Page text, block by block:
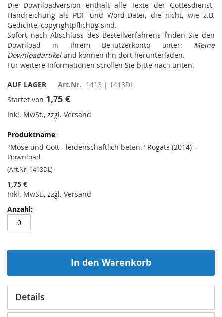
Die Downloadversion enthält alle Texte der Gottesdienst-
Handreichung als PDF und Word-Datei, die nicht, wie z.B.
Gedichte, copyrightpflichtig sind.
Sofort nach Abschluss des Bestellverfahrens finden Sie den
Download in Ihrem Benutzerkonto unter: Meine
Downloadartikel und können ihn dort herunterladen.
Für weitere Informationen scrollen Sie bitte nach unten.
AUF LAGER Art.Nr. 1413 | 1413DL
Startet von 1,75 €
Inkl. MwSt., zzgl. Versand
Produkte
-
Artikel
"Mose und Gott - leidenschaftlich beten." Rogate (2014) -
Download
(Art.Nr. 1413DL)
1,75 €
Inkl. MwSt., zzgl. Versand
In den Warenkorb
Details